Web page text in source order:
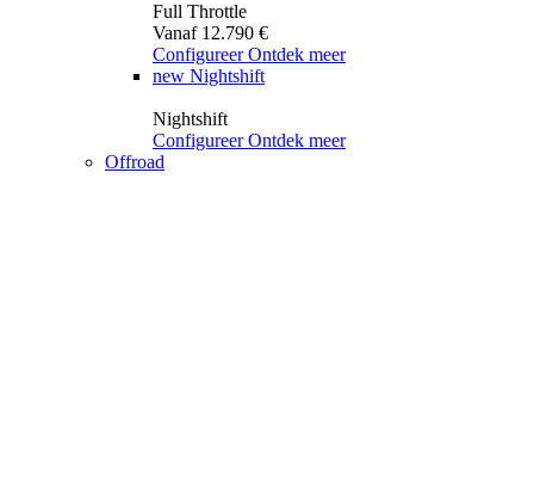
Full Throttle
Vanaf 12.790 €
Configureer Ontdek meer
new Nightshift
Nightshift
Configureer Ontdek meer
Offroad